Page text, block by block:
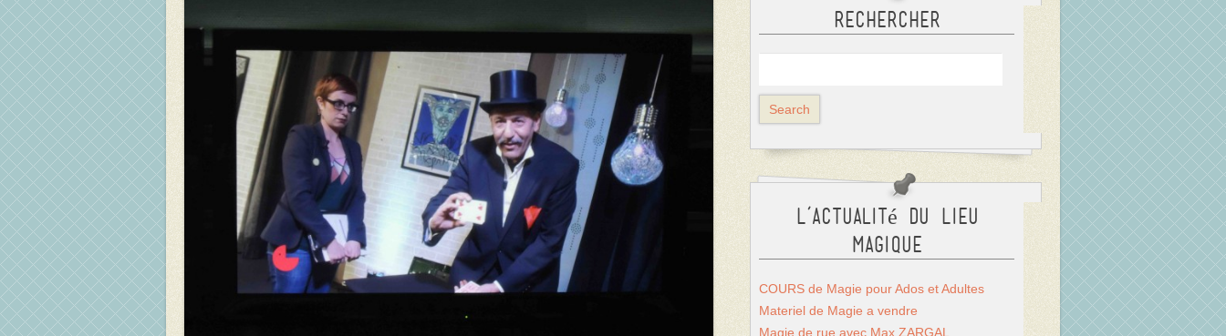
Rechercher
L’actualité du Lieu
Magique
COURS de Magie pour Ados et Adultes
Materiel de Magie a vendre
Magie de rue avec Max ZARGAL